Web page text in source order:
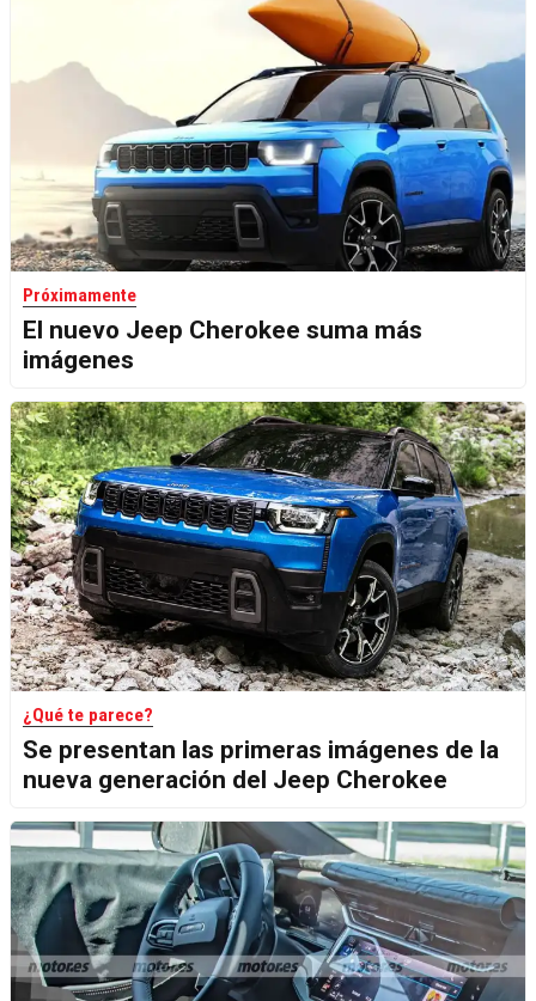
Próximamente
El nuevo Jeep Cherokee suma más
imágenes
¿Qué te parece?
Se presentan las primeras imágenes de la
nueva generación del Jeep Cherokee